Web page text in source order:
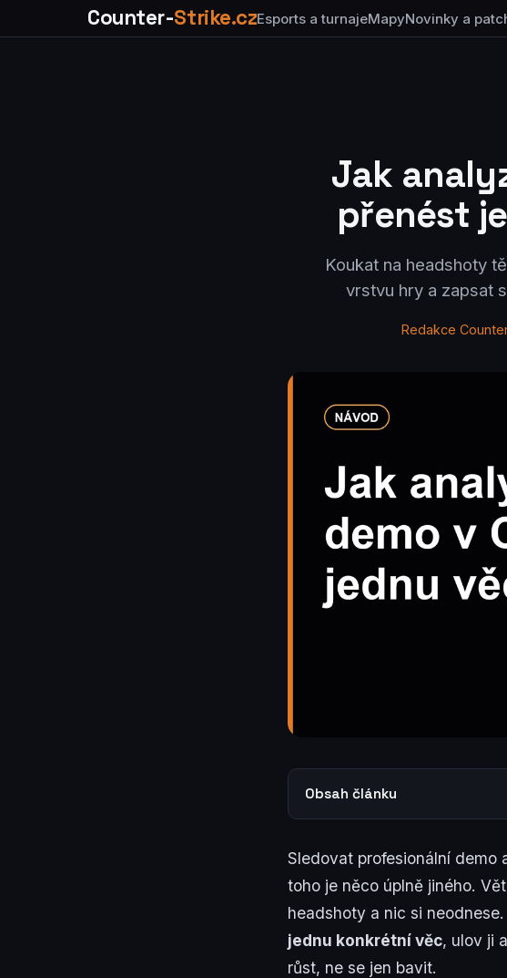
Counter-Strike.czEsports a turnajeMapyNovinky a
Jak
přenést
Koukat na headshoty
vrstvu hry a zapsat
Redakce
Obsah článku
Sledovat profesionální demo
toho je něco úplně jiného.
headshoty a nic si
jednu konkrétní věc, ulov ji
růst, ne se jen bavit.